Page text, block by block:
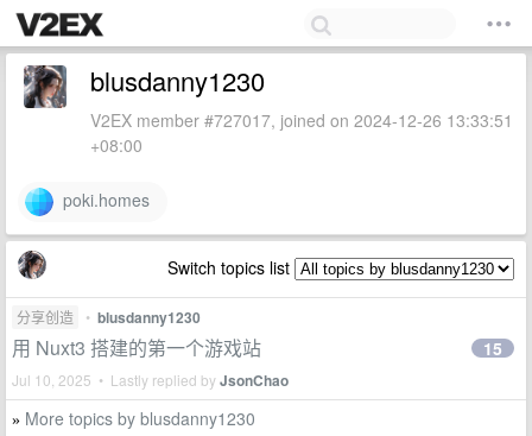
blusdanny1230
V2EX member #727017, joined on 2024-12-26 13:33:51
+08:00
poki.homes
Switch topics list
分享创造 • blusdanny1230
用 Nuxt3 搭建的第一个游戏站
Jul 10, 2025 • Lastly replied byJsonChao
15
» More topics by blusdanny1230